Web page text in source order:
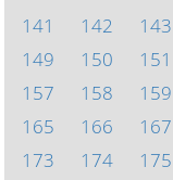
141
142 143
149
150 151
157
158 159
165
166 167
173
174 175